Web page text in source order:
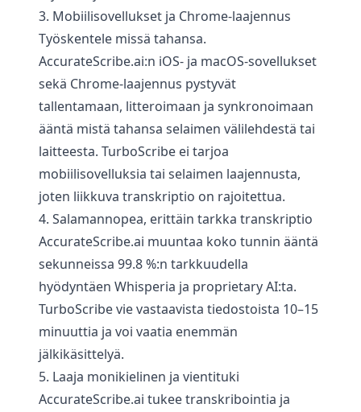
3. Mobiilisovellukset ja Chrome-laajennus
Työskentele missä tahansa.
AccurateScribe.ai:n iOS- ja macOS-sovellukset
sekä Chrome-laajennus pystyvät
tallentamaan, litteroimaan ja synkronoimaan
ääntä mistä tahansa selaimen välilehdestä tai
laitteesta. TurboScribe ei tarjoa
mobiilisovelluksia tai selaimen laajennusta,
joten liikkuva transkriptio on rajoitettua.
4. Salamannopea, erittäin tarkka transkriptio
AccurateScribe.ai muuntaa koko tunnin ääntä
sekunneissa 99.8 %:n tarkkuudella
hyödyntäen Whisperia ja proprietary AI:ta.
TurboScribe vie vastaavista tiedostoista 10–15
minuuttia ja voi vaatia enemmän
jälkikäsittelyä.
5. Laaja monikielinen ja vientituki
AccurateScribe.ai tukee transkribointia ja